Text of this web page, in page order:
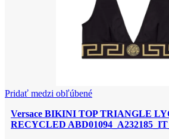
Pridať medzi obľúbené
Versace BIKINI TOP TRIANGLE
RECYCLED